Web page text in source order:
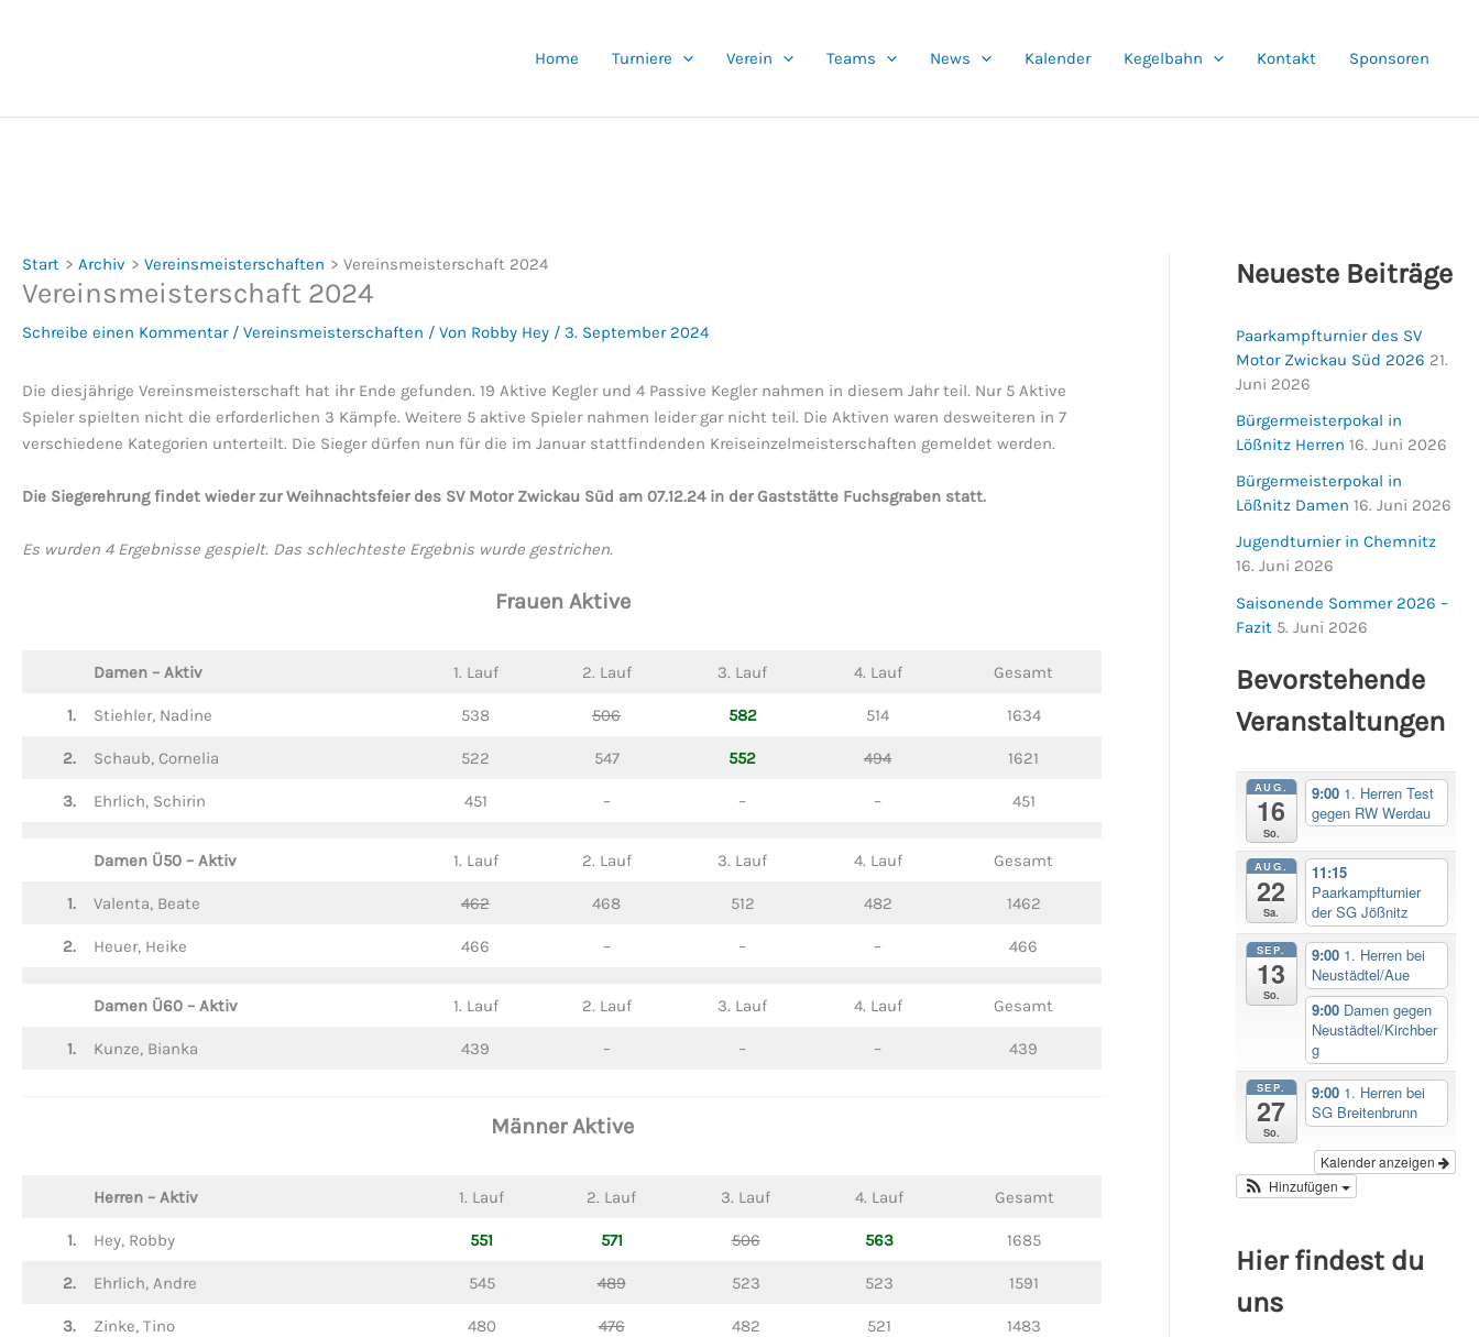
Home Turniere Verein Teams News Kalender Kegelbahn Kontakt Sponsoren
Start Archiv Vereinsmeisterschaften Vereinsmeisterschaft 2024
Vereinsmeisterschaft 2024
Schreibe einen Kommentar / Vereinsmeisterschaften / Von Robby Hey / 3. September 2024
Die diesjährige Vereinsmeisterschaft hat ihr Ende gefunden. 19 Aktive Kegler und 4 Passive Kegler nahmen in diesem Jahr teil. Nur 5 Aktive
Spieler spielten nicht die erforderlichen 3 Kämpfe. Weitere 5 aktive Spieler nahmen leider gar nicht teil. Die Aktiven waren desweiteren in 7
verschiedene Kategorien unterteilt. Die Sieger dürfen nun für die im Januar stattfindenden Kreiseinzelmeisterschaften gemeldet werden.
Die Siegerehrung findet wieder zur Weihnachtsfeier des SV Motor Zwickau Süd am 07.12.24 in der Gaststätte Fuchsgraben statt.
Es wurden 4 Ergebnisse gespielt. Das schlechteste Ergebnis wurde gestrichen.
Frauen Aktive
Damen – Aktiv 1. Lauf 2. Lauf 3. Lauf 4. Lauf Gesamt
1. Stiehler, Nadine 538 506 582 514 1634
2. Schaub, Cornelia 522 547 552 494 1621
3. Ehrlich, Schirin 451 – – – 451
Damen Ü50 – Aktiv 1. Lauf 2. Lauf 3. Lauf 4. Lauf Gesamt
1. Valenta, Beate 462 468 512 482 1462
2. Heuer, Heike 466 – – – 466
Damen Ü60 – Aktiv 1. Lauf 2. Lauf 3. Lauf 4. Lauf Gesamt
1. Kunze, Bianka 439 – – – 439
Männer Aktive
Herren – Aktiv 1. Lauf 2. Lauf 3. Lauf 4. Lauf Gesamt
1. Hey, Robby 551 571 506 563 1685
2. Ehrlich, Andre 545 489 523 523 1591
3. Zinke, Tino 480 476 482 521 1483
Neueste Beiträge
Paarkampfturnier des SV
Motor Zwickau Süd 2026 21.
Juni 2026
Bürgermeisterpokal in
Lößnitz Herren 16. Juni 2026
Bürgermeisterpokal in
Lößnitz Damen 16. Juni 2026
Jugendturnier in Chemnitz
16. Juni 2026
Saisonende Sommer 2026 –
Fazit 5. Juni 2026
Bevorstehende
Veranstaltungen
AUG.
16
So.
9:00 1. Herren Test
gegen RW Werdau
AUG.
22
Sa.
11:15
Paarkampfturnier
der SG Jößnitz
SEP.
13
So.
9:00 1. Herren bei
Neustädtel/Aue
9:00 Damen gegen
Neustädtel/Kirchber
g
SEP.
27
So.
9:00 1. Herren bei
SG Breitenbrunn
Kalender anzeigen
Hinzufügen
Hier findest du
uns